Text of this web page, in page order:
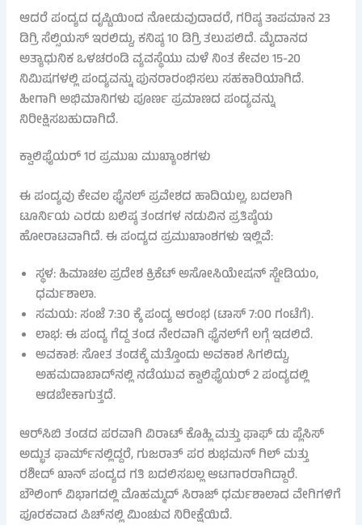
ಆದರೆ ಪಂದ್ಯದ ದೃಷ್ಟಿಯಿಂದ ನೋಡುವುದಾದರೆ, ಗರಿಷ್ಠ ತಾಪಮಾನ 23
ಡಿಗ್ರಿ ಸೆಲ್ಸಿಯಸ್ ಇರಲಿದ್ದು, ಕನಿಷ್ಠ 10 ಡಿಗ್ರಿ ತಲುಪಲಿದೆ. ಮೈದಾನದ
ಅತ್ಯಾಧುನಿಕ ಒಳಚರಂಡಿ ವ್ಯವಸ್ಥೆಯು ಮಳೆ ನಿಂತ ಕೇವಲ 15-20
ನಿಮಿಷಗಳಲ್ಲಿ ಪಂದ್ಯವನ್ನು ಪುನರಾರಂಭಿಸಲು ಸಹಕಾರಿಯಾಗಿದೆ.
ಹೀಗಾಗಿ ಅಭಿಮಾನಿಗಳು ಪೂರ್ಣ ಪ್ರಮಾಣದ ಪಂದ್ಯವನ್ನು
ನಿರೀಕ್ಷಿಸಬಹುದಾಗಿದೆ.
ಕ್ವಾಲಿಫೈಯರ್ 1ರ ಪ್ರಮುಖ ಮುಖ್ಯಾಂಶಗಳು
ಈ ಪಂದ್ಯವು ಕೇವಲ ಫೈನಲ್ ಪ್ರವೇಶದ ಹಾದಿಯಲ್ಲ, ಬದಲಾಗಿ
ಟೂರ್ನಿಯ ಎರಡು ಬಲಿಷ್ಠ ತಂಡಗಳ ನಡುವಿನ ಪ್ರತಿಷ್ಠೆಯ
ಹೋರಾಟವಾಗಿದೆ. ಈ ಪಂದ್ಯದ ಪ್ರಮುಖಾಂಶಗಳು ಇಲ್ಲಿವೆ:
ಸ್ಥಳ: ಹಿಮಾಚಲ ಪ್ರದೇಶ ಕ್ರಿಕೆಟ್ ಅಸೋಸಿಯೇಷನ್ ಸ್ಟೇಡಿಯಂ,
ಧರ್ಮಶಾಲಾ.
ಸಮಯ: ಸಂಜೆ 7:30 ಕ್ಕೆ ಪಂದ್ಯ ಆರಂಭ (ಟಾಸ್ 7:00 ಗಂಟೆಗೆ).
ಲಾಭ: ಈ ಪಂದ್ಯ ಗೆದ್ದ ತಂಡ ನೇರವಾಗಿ ಫೈನಲ್‌ಗೆ ಲಗ್ಗೆ ಇಡಲಿದೆ.
ಅವಕಾಶ: ಸೋತ ತಂಡಕ್ಕೆ ಮತ್ತೊಂದು ಅವಕಾಶ ಸಿಗಲಿದ್ದು,
ಅಹಮದಾಬಾದ್‌ನಲ್ಲಿ ನಡೆಯುವ ಕ್ವಾಲಿಫೈಯರ್ 2 ಪಂದ್ಯದಲ್ಲಿ
ಆಡಬೇಕಾಗುತ್ತದೆ.
ಆರ್​ಸಿಬಿ ತಂಡದ ಪರವಾಗಿ ವಿರಾಟ್ ಕೊಹ್ಲಿ ಮತ್ತು ಫಾಫ್ ಡು ಪ್ಲೆಸಿಸ್
ಅದ್ಭುತ ಫಾರ್ಮ್‌ನಲ್ಲಿದ್ದರೆ, ಗುಜರಾತ್ ಪರ ಶುಭಮನ್ ಗಿಲ್ ಮತ್ತು
ರಶೀದ್ ಖಾನ್ ಪಂದ್ಯದ ಗತಿ ಬದಲಿಸಬಲ್ಲ ಆಟಗಾರರಾಗಿದ್ದಾರೆ.
ಬೌಲಿಂಗ್ ವಿಭಾಗದಲ್ಲಿ ಮೊಹಮ್ಮದ್ ಸಿರಾಜ್ ಧರ್ಮಶಾಲಾದ ವೇಗಿಗಳಿಗೆ
ಪೂರಕವಾದ ಪಿಚ್‌ನಲ್ಲಿ ಮಿಂಚುವ ನಿರೀಕ್ಷೆಯಿದೆ.